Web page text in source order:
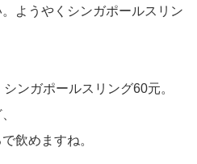
ようやくシンガポールスリン
ンガポールスリング60元。
飲めますね。